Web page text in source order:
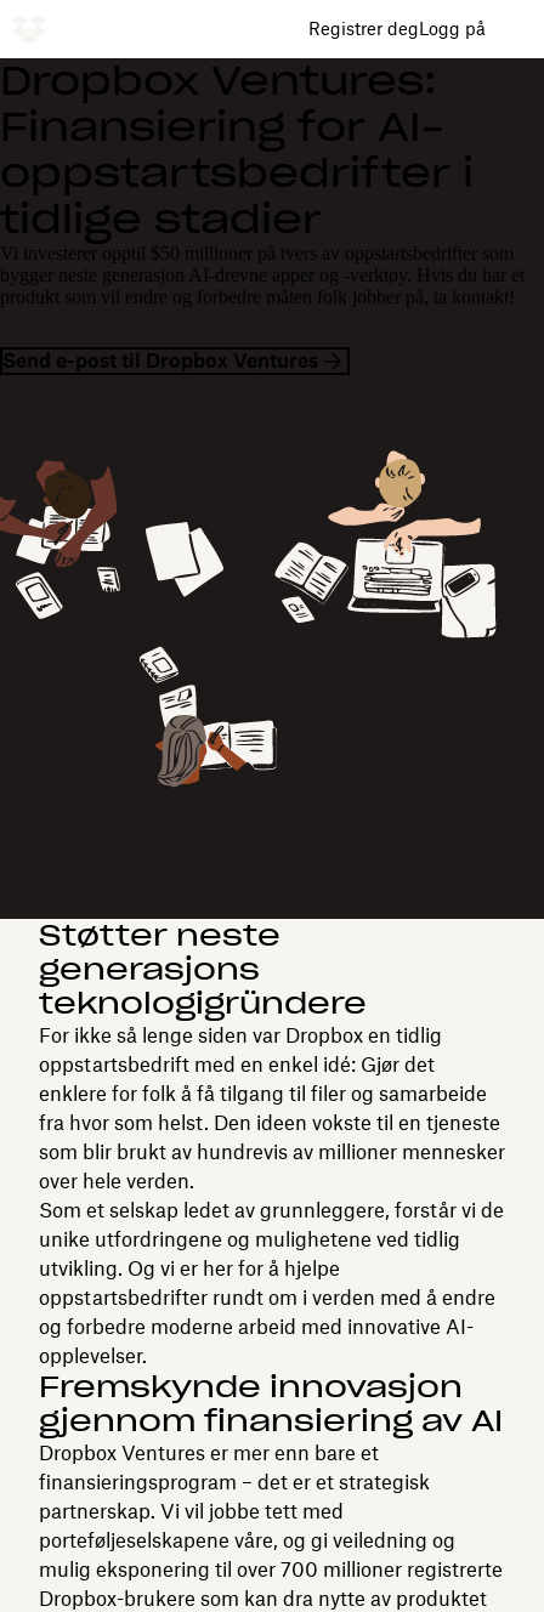
Registrer degLogg på
Dropbox Ventures:
Finansiering for AI-
oppstartsbedrifter i
tidlige stadier
Vi investerer opptil $50 millioner på tvers av oppstartsbedrifter som
bygger neste generasjon AI-drevne apper og -verktøy. Hvis du har et
produkt som vil endre og forbedre måten folk jobber på, ta kontakt!
Send e-post til Dropbox Ventures
Støtter neste
generasjons
teknologigründere
For ikke så lenge siden var Dropbox en tidlig
oppstartsbedrift med en enkel idé: Gjør det
enklere for folk å få tilgang til filer og samarbeide
fra hvor som helst. Den ideen vokste til en tjeneste
som blir brukt av hundrevis av millioner mennesker
over hele verden.
Som et selskap ledet av grunnleggere, forstår vi de
unike utfordringene og mulighetene ved tidlig
utvikling. Og vi er her for å hjelpe
oppstartsbedrifter rundt om i verden med å endre
og forbedre moderne arbeid med innovative AI-
opplevelser.
Fremskynde innovasjon
gjennom finansiering av AI
Dropbox Ventures er mer enn bare et
finansieringsprogram – det er et strategisk
partnerskap. Vi vil jobbe tett med
porteføljeselskapene våre, og gi veiledning og
mulig eksponering til over 700 millioner registrerte
Dropbox-brukere som kan dra nytte av produktet